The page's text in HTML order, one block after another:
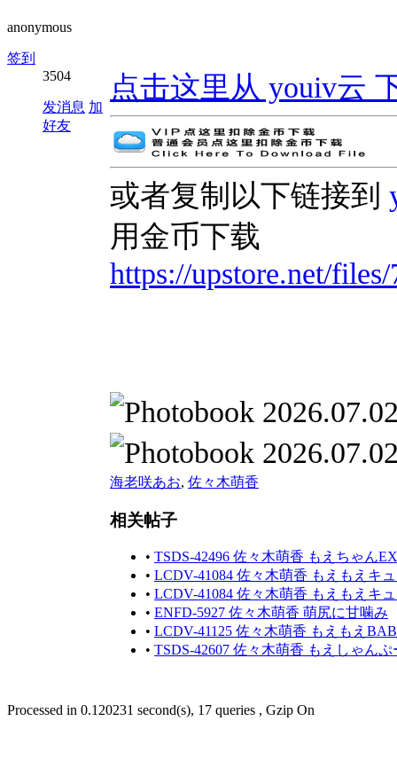
anonymous
签到
3504
发消息 加
好友
点击这里从 youiv云
或者复制以下链接到
用金币下载
https://upstore.net/
海老咲あお, 佐々木萌香
相关帖子
• TSDS-42496 佐々木萌香 もえちゃん
• LCDV-41084 佐々木萌香 もえもえキ
• LCDV-41084 佐々木萌香 もえもえキ
• ENFD-5927 佐々木萌香 萌尻に甘噛み
• LCDV-41125 佐々木萌香 もえもえ
• TSDS-42607 佐々木萌香 もえしゃんぷ
Processed in 0.120231 second(s), 17 queries , Gzip On